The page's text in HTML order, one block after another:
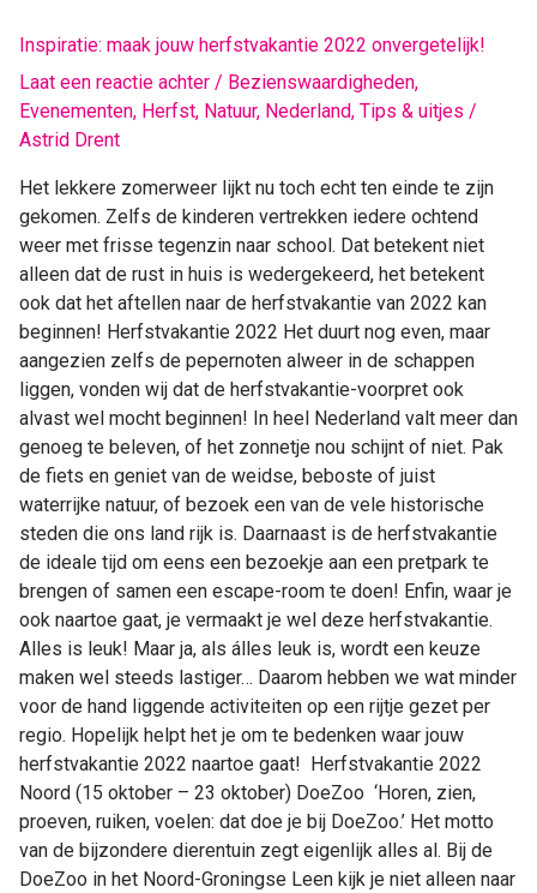
Inspiratie: maak jouw herfstvakantie 2022 onvergetelijk!
Laat een reactie achter / Bezienswaardigheden,
Evenementen, Herfst, Natuur, Nederland, Tips & uitjes /
Astrid Drent
Het lekkere zomerweer lijkt nu toch echt ten einde te zijn
gekomen. Zelfs de kinderen vertrekken iedere ochtend
weer met frisse tegenzin naar school. Dat betekent niet
alleen dat de rust in huis is wedergekeerd, het betekent
ook dat het aftellen naar de herfstvakantie van 2022 kan
beginnen! Herfstvakantie 2022 Het duurt nog even, maar
aangezien zelfs de pepernoten alweer in de schappen
liggen, vonden wij dat de herfstvakantie-voorpret ook
alvast wel mocht beginnen! In heel Nederland valt meer dan
genoeg te beleven, of het zonnetje nou schijnt of niet. Pak
de fiets en geniet van de weidse, beboste of juist
waterrijke natuur, of bezoek een van de vele historische
steden die ons land rijk is. Daarnaast is de herfstvakantie
de ideale tijd om eens een bezoekje aan een pretpark te
brengen of samen een escape-room te doen! Enfin, waar je
ook naartoe gaat, je vermaakt je wel deze herfstvakantie.
Alles is leuk! Maar ja, als álles leuk is, wordt een keuze
maken wel steeds lastiger… Daarom hebben we wat minder
voor de hand liggende activiteiten op een rijtje gezet per
regio. Hopelijk helpt het je om te bedenken waar jouw
herfstvakantie 2022 naartoe gaat! Herfstvakantie 2022
Noord (15 oktober – 23 oktober) DoeZoo ‘Horen, zien,
proeven, ruiken, voelen: dat doe je bij DoeZoo.’ Het motto
van de bijzondere dierentuin zegt eigenlijk alles al. Bij de
DoeZoo in het Noord-Groningse Leen kijk je niet alleen naar
Inspiratie:
maak
jouw
herfstvakantie
2022
onvergetelijk!